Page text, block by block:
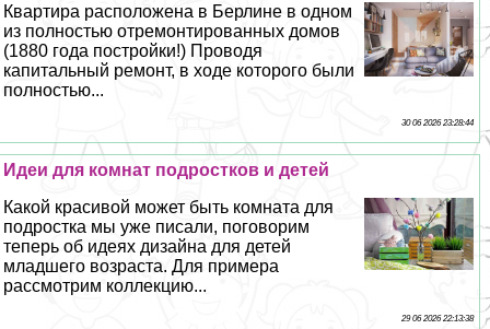
Квартира расположена в Берлине в одном
из полностью отремонтированных домов
(1880 года постройки!) Проводя
капитальный ремонт, в ходе которого были
полностью...
30 06 2026 23:28:44
Идеи для комнат подростков и детей
Какой красивой может быть комната для
подростка мы уже писали, поговорим
теперь об идеях дизайна для детей
младшего возраста. Для примера
рассмотрим коллекцию...
29 06 2026 22:13:38